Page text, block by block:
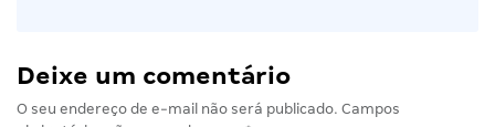
Deixe um comentário
O seu endereço de e-mail não será publicado. Campos